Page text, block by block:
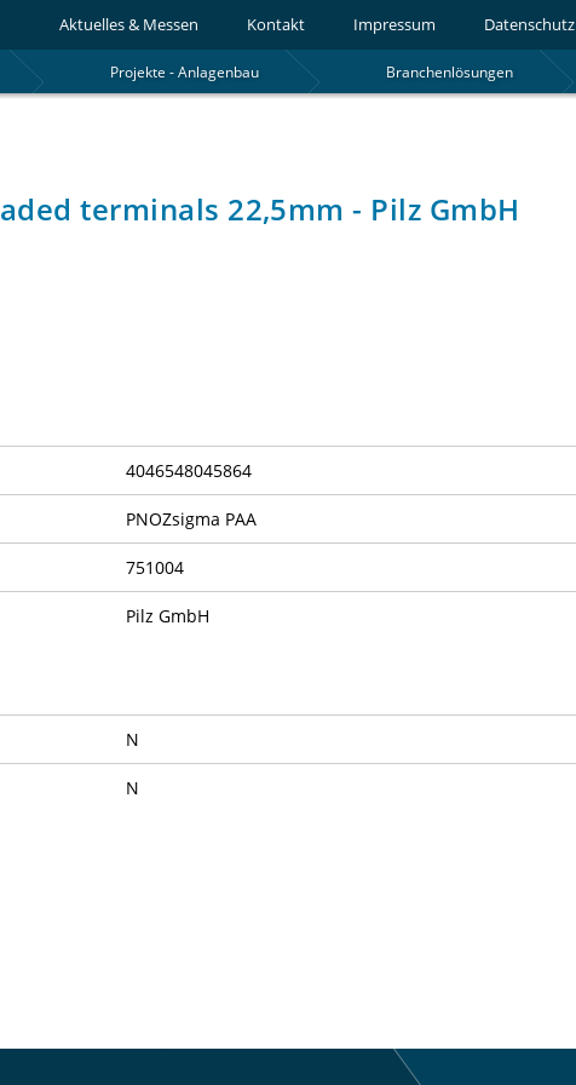
Aktuelles & Messen Kontakt Impressum Datenschutz
Branchenlösungen
Projekte - Anlagenbau
terminals 22,5mm - Pilz GmbH
4046548045864
PNOZsigma PAA
751004
Pilz GmbH
N
N